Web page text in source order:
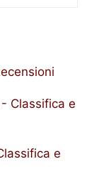
Classifica e
e